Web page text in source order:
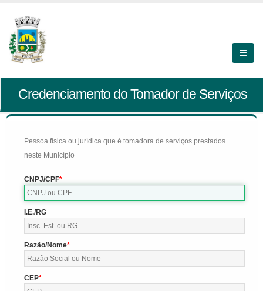
Credenciamento do Tomador de Serviços
Pessoa física ou jurídica que é tomadora de serviços prestados
neste Município
CNPJ/CPF
I.E./RG
Razão/Nome
CEP